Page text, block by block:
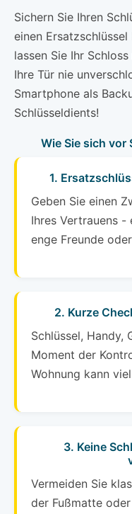
Sichern Sie Ihren
einen
lassen Sie Ihr
Ihre Tür nie
Smartphone als
Schlüsseldients!
Wie Sie sich
1.
Geben Sie einen
Ihres Vertrauens -
enge Freunde
2. Kurze
Schlüssel, Handy,
Moment der
Wohnung kann
3. Keine
Vermeiden Sie
der Fußmatte